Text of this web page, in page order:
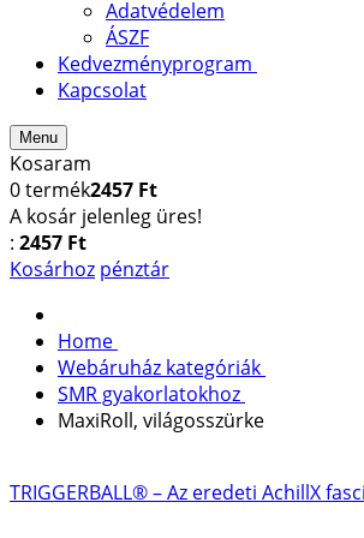
Adatvédelem
ÁSZF
Kedvezményprogram
Kapcsolat
Menu
Kosaram
0termék2457 Ft
A kosár jelenleg üres!
: 2457 Ft
Kosárhoz pénztár
Home
Webáruház kategóriák
SMR gyakorlatokhoz
MaxiRoll, világosszürke
TRIGGERBALL® – Az eredeti AchillX